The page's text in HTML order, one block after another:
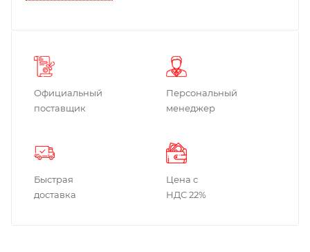
Официальный
поставщик
Персональный
менеджер
Быстрая
доставка
Цена с
НДС 22%